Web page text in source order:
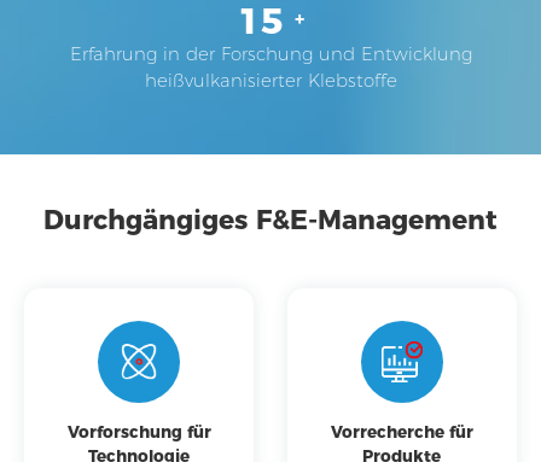
15 +
Erfahrung in der Forschung und Entwicklung
heißvulkanisierter Klebstoffe
Durchgängiges F&E-Management
Vorforschung für
Technologie
Vorrecherche für
Produkte